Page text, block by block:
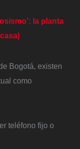
la planta
Bogotá, existen
como
teléfono fijo o